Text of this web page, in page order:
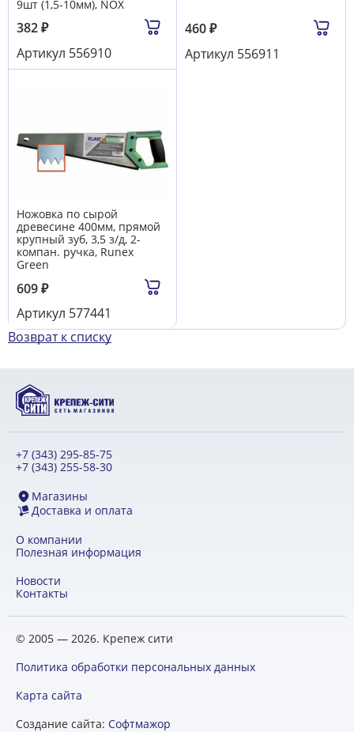
9шт (1,5-10мм), NOX
382₽
Артикул 556910
460₽
Артикул 556911
Ножовка по сырой
древесине 400мм, прямой
крупный зуб, 3,5 з/д, 2-
компан. ручка, Runex
Green
609₽
Артикул 577441
Возврат к списку
+7 (343) 295-85-75
+7 (343) 255-58-30
Магазины
Доставка и оплата
О компании
Полезная информация
Новости
Контакты
© 2005 — 2026. Крепеж сити
Политика обработки персональных данных
Карта сайта
Создание сайта: Софтмажор